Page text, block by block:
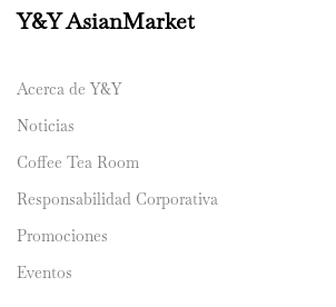
Y&Y AsianMarket
Acerca de Y&Y
Noticias
Coffee Tea Room
Responsabilidad Corporativa
Promociones
Eventos